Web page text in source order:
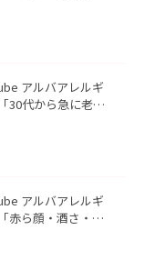
アルバアレルギ
30代から急に老け
アルバアレルギ
赤ら顔・酒さ・ニ